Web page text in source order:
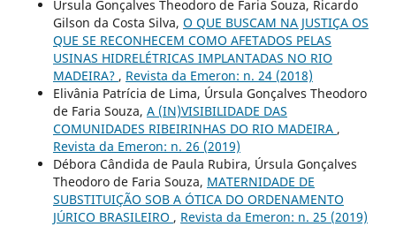
Úrsula Gonçalves Theodoro de Faria Souza, Ricardo
Gilson da Costa Silva, O QUE BUSCAM NA JUSTIÇA OS
QUE SE RECONHECEM COMO AFETADOS PELAS
USINAS HIDRELÉTRICAS IMPLANTADAS NO RIO
MADEIRA? , Revista da Emeron: n. 24 (2018)
Elivânia Patrícia de Lima, Úrsula Gonçalves Theodoro
de Faria Souza, A (IN)VISIBILIDADE DAS
COMUNIDADES RIBEIRINHAS DO RIO MADEIRA ,
Revista da Emeron: n. 26 (2019)
Débora Cândida de Paula Rubira, Úrsula Gonçalves
Theodoro de Faria Souza, MATERNIDADE DE
SUBSTITUIÇÃO SOB A ÓTICA DO ORDENAMENTO
JÚRICO BRASILEIRO , Revista da Emeron: n. 25 (2019)